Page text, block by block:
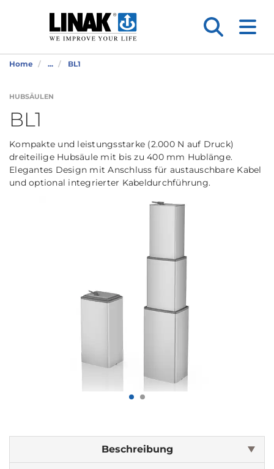
Home ... BL1
HUBSÄULEN
BL1
Kompakte und leistungsstarke (2.000 N auf Druck)
dreiteilige Hubsäule mit bis zu 400 mm Hublänge.
Elegantes Design mit Anschluss für austauschbare Kabel
und optional integrierter Kabeldurchführung.
Beschreibung